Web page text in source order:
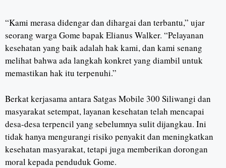
“Kami merasa didengar dan dihargai dan terbantu,” ujar
seorang warga Gome bapak Elianus Walker. “Pelayanan
kesehatan yang baik adalah hak kami, dan kami senang
melihat bahwa ada langkah konkret yang diambil untuk
memastikan hak itu terpenuhi.”
Berkat kerjasama antara Satgas Mobile 300 Siliwangi dan
masyarakat setempat, layanan kesehatan telah mencapai
desa-desa terpencil yang sebelumnya sulit dijangkau. Ini
tidak hanya mengurangi risiko penyakit dan meningkatkan
kesehatan masyarakat, tetapi juga memberikan dorongan
moral kepada penduduk Gome.